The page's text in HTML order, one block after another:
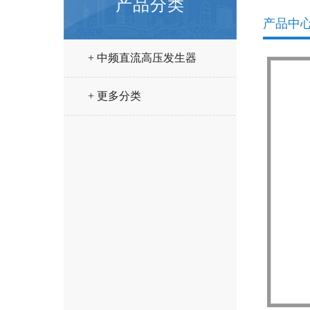
产品分类
+ 中频直流高压发生器
+ 更多分类
产品中